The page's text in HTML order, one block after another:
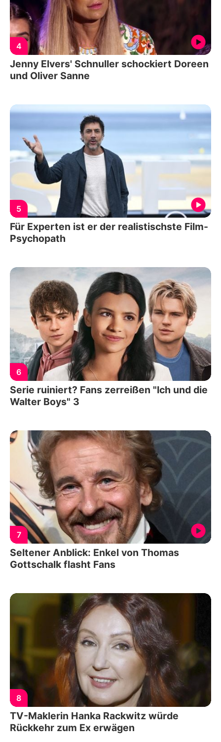
4
Jenny Elvers' Schnuller schockiert Doreen
und Oliver Sanne
5
Für Experten ist er der realistischste Film-
Psychopath
6
Serie ruiniert? Fans zerreißen "Ich und die
Walter Boys" 3
7
Seltener Anblick: Enkel von Thomas
Gottschalk flasht Fans
8
TV-Maklerin Hanka Rackwitz würde
Rückkehr zum Ex erwägen